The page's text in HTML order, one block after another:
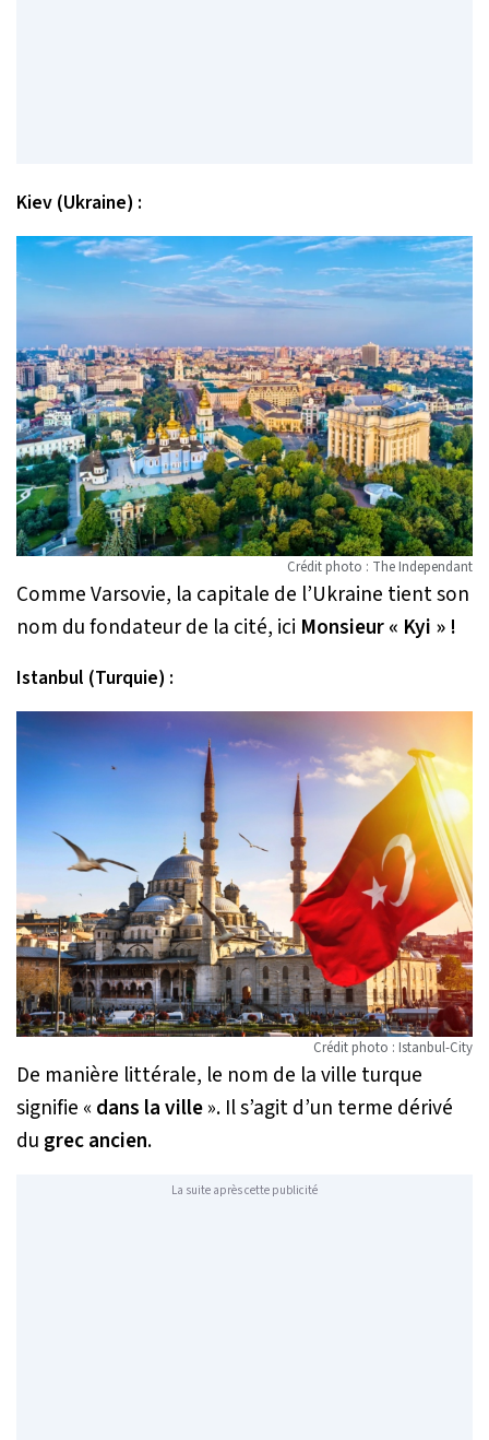
Kiev (Ukraine) :
Crédit photo : The Independant
Comme Varsovie, la capitale de l’Ukraine tient son
nom du fondateur de la cité, ici Monsieur « Kyi » !
Istanbul (Turquie) :
Crédit photo : Istanbul-City
De manière littérale, le nom de la ville turque
signifie « dans la ville». Il s’agit d’un terme dérivé
du grec ancien.
La suite après cette publicité